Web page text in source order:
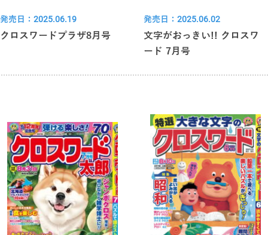
発売日：2025.06.19
クロスワードプラザ8月号
発売日：2025.06.02
文字がおっきい!! クロスワ
ード 7月号